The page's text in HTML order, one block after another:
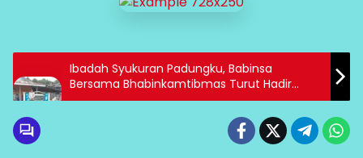
Ibadah Syukuran Padungku, Babinsa
Bersama Bhabinkamtibmas Turut Hadir
Mengamankan